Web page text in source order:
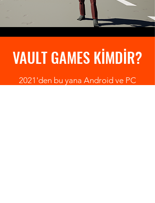
VAULT GAMES KİMDİR?
2021'den bu yana Android ve PC